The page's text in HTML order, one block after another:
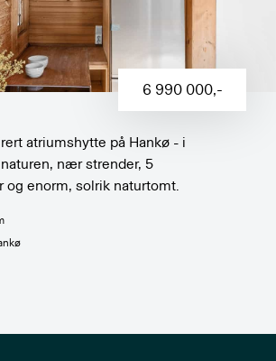
6 990 000,-
atriumshytte på Hankø - i
nær strender, 5
og enorm, solrik naturtomt.